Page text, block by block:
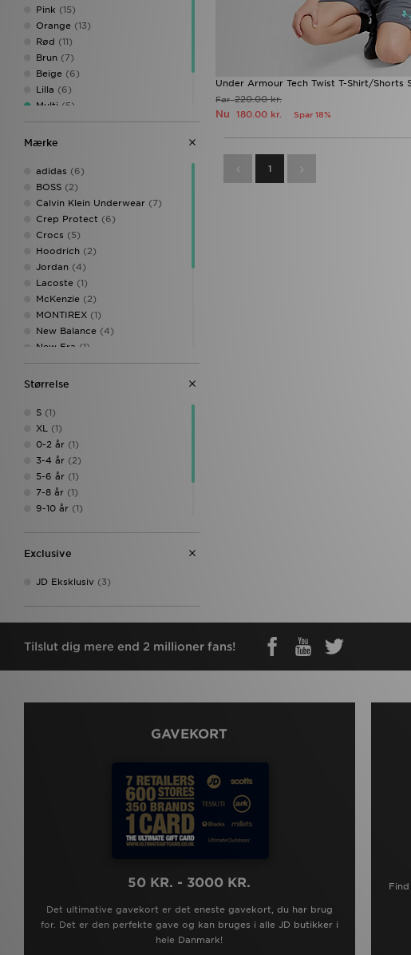
Pink (15)
Orange (13)
Rød (11)
Brun (7)
Beige (6)
Lilla (6)
Multi (5)
Gul(3)
Dark grey
Mærke
adidas (6)
BOSS (2)
Calvin Klein Underwear (7)
Crep Protect (6)
Crocs (5)
Hoodrich (2)
Jordan (4)
Lacoste (1)
McKenzie (2)
MONTIREX (1)
New Balance (4)
New Era (1)
Nike(13)
On Running
Speedo
The North Face
Under Armour
Unlike Humans
Von Dutch
Størrelse
S (1)
XL
(1)
0-2 år (1)
3-4 år (2)
5-6 år (1)
7-8 år (1)
9-10 år (1)
En Størrelse
Exclusive
JD Eksklusiv (3)
Under Armour Tech Twist T-Shirt/Shorts
Før220.00 kr.
Nu 180.00 kr. Spar 18%
1
Tilslut dig mere end 2 millioner fans!
GAVEKORT
50 KR. - 3000 KR.
Det ultimative gavekort er det eneste gavekort, du har brug
for. Det er den perfekte gave og kan bruges i alle JD butikker i
hele Danmark!